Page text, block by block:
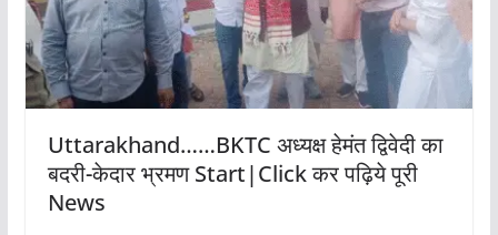
Uttarakhand……BKTC अध्यक्ष हेमंत द्विवेदी का
बदरी-केदार भ्रमण Start|Click कर पढ़िये पूरी
News